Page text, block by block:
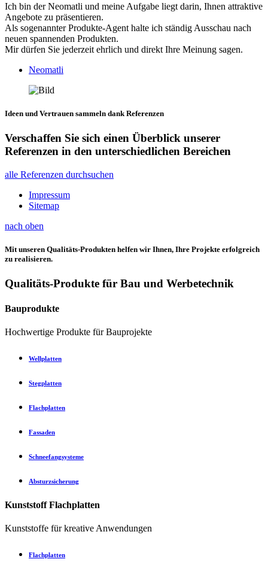
Ich bin der Neomatli und meine Aufgabe liegt darin, Ihnen attraktive
Angebote zu präsentieren.
Als sogenannter Produkte-Agent halte ich ständig Ausschau nach
neuen spannenden Produkten.
Mir dürfen Sie jederzeit ehrlich und direkt Ihre Meinung sagen.
Neomatli
Ideen und Vertrauen sammeln dank Referenzen
Verschaffen Sie sich einen Überblick unserer
Referenzen in den unterschiedlichen Bereichen
alle Referenzen durchsuchen
Impressum
Sitemap
nach oben
Mit unseren Qualitäts-Produkten helfen wir Ihnen, Ihre Projekte erfolgreich
zu realisieren.
Qualitäts-Produkte für Bau und Werbetechnik
Bauprodukte
Hochwertige Produkte für Bauprojekte
Wellplatten
Stegplatten
Flachplatten
Fassaden
Schneefangsysteme
Absturzsicherung
Kunststoff Flachplatten
Kunststoffe für kreative Anwendungen
Flachplatten